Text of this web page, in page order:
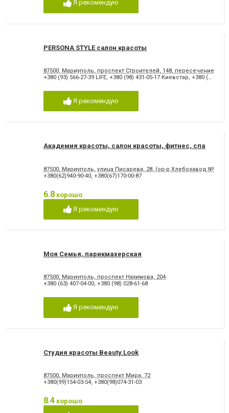
Я рекомендую
PERSONA STYLE салон красоты
87500, Мариуполь, проспект Строителей, 148, пересечение
+380 (93) 566-27-39 LIFE, +380 (98) 431-05-17 Киевстар, +380 (95) 431-57-22 МТС
Я рекомендую
Академия красоты, салон красоты, фитнес, спа
87500, Мариуполь, улица Писарева, 28, (ор-р Хлебозавод №2 ,
+380(62)940-90-40 +380(67)170-00-87
6.8 хорошо
Я рекомендую
Моя Семья, парикмахерская
87500, Мариуполь, проспект Нахимова, 204
+380 (63) 407-04-00, +380 (98) 028-61-68
Я рекомендую
Студия красоты Beauty.Look
87500, Мариуполь, проспект Мира, 72
+380(99)154-03-54, +380(98)074-31-03
8.4 хорошо